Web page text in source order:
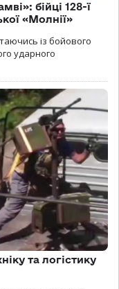
бійці 128-ї
«Молнії»
із бойового
ударного
та логістику